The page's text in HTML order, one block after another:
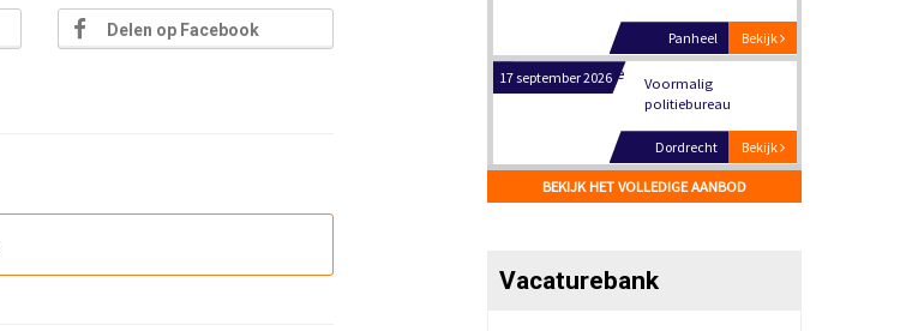
Delen op Facebook Bekijk
Dordrecht
17 september 2026
Voormalig
politiebureau
Bekijk
Hilversum
17 september 2026
Voormalig
BEKIJK HET VOLLEDIGE AANBOD
Vacaturebank